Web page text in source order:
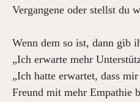
Vergangene oder stellst du
Wenn dem so ist, dann gib
„Ich erwarte mehr
„Ich hatte erwartet, dass
Freund mit mehr Empathie